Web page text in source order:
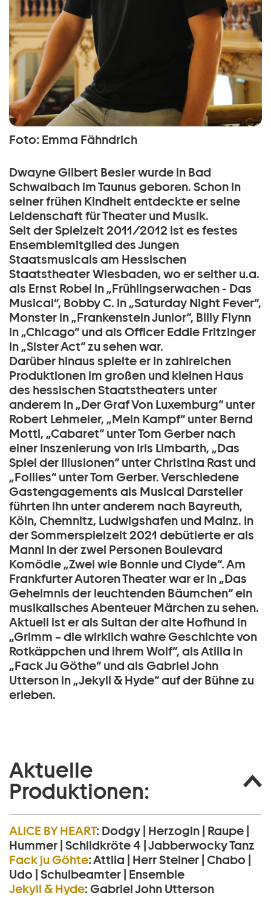
Foto: Emma Fähndrich
Dwayne Gilbert Besier wurde in Bad
Schwalbach im Taunus geboren. Schon in
seiner frühen Kindheit entdeckte er seine
Leidenschaft für Theater und Musik.
Seit der Spielzeit 2011/2012 ist es festes
Ensemblemitglied des Jungen
Staatsmusicals am Hessischen
Staatstheater Wiesbaden, wo er seither u.a.
als Ernst Robel in „Frühlingserwachen - Das
Musical“, Bobby C. in „Saturday Night Fever“,
Monster in „Frankenstein Junior“, Billy Flynn
in „Chicago“ und als Officer Eddie Fritzinger
in „Sister Act“ zu sehen war.
Darüber hinaus spielte er in zahlreichen
Produktionen im großen und kleinen Haus
des hessischen Staatstheaters unter
anderem in „Der Graf Von Luxemburg“ unter
Robert Lehmeier, „Mein Kampf“ unter Bernd
Mottl, „Cabaret“ unter Tom Gerber nach
einer Inszenierung von Iris Limbarth, „Das
Spiel der Illusionen“ unter Christina Rast und
„Follies“ unter Tom Gerber. Verschiedene
Gastengagements als Musical Darsteller
führten ihn unter anderem nach Bayreuth,
Köln, Chemnitz, Ludwigshafen und Mainz. In
der Sommerspielzeit 2021 debütierte er als
Manni in der zwei Personen Boulevard
Komödie „Zwei wie Bonnie und Clyde“. Am
Frankfurter Autoren Theater war er in „Das
Geheimnis der leuchtenden Bäumchen“ ein
musikalisches Abenteuer Märchen zu sehen.
Aktuell ist er als Sultan der alte Hofhund in
„Grimm – die wirklich wahre Geschichte von
Rotkäppchen und ihrem Wolf“, als Atilla in
„Fack Ju Göthe“ und als Gabriel John
Utterson in „Jekyll & Hyde“ auf der Bühne zu
erleben.
Aktuelle
Produktionen:
ALICE BY HEART: Dodgy | Herzogin | Raupe |
Hummer | Schildkröte 4 | Jabberwocky Tanz
Fack ju Göhte:Attila | Herr Steiner | Chabo |
Udo | Schulbeamter | Ensemble
Jekyll & Hyde: Gabriel John Utterson